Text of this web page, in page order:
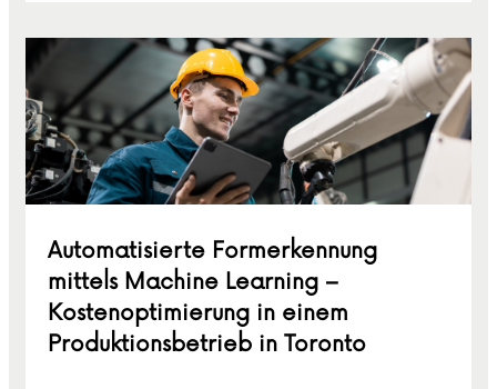
Automatisierte Formerkennung
mittels Machine Learning –
Kostenoptimierung in einem
Produktionsbetrieb in Toronto